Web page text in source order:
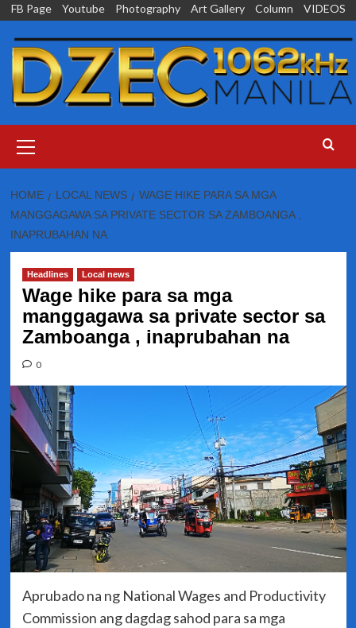
Skip
content
FB Page Youtube Photography Art Gallery Column VIDEOS
Menu
HOME LOCAL NEWS
WAGE HIKE PARA SA MGA
MANGGAGAWA SA PRIVATE SECTOR SA ZAMBOANGA ,
INAPRUBAHAN NA
Headlines Local news
Wage hike para sa mga
manggagawa sa private sector sa
Zamboanga , inaprubahan na
0
Aprubado na ng National Wages and Productivity
Commission ang dagdag sahod para sa mga